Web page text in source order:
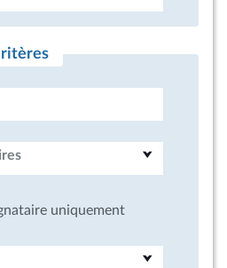
uniquement